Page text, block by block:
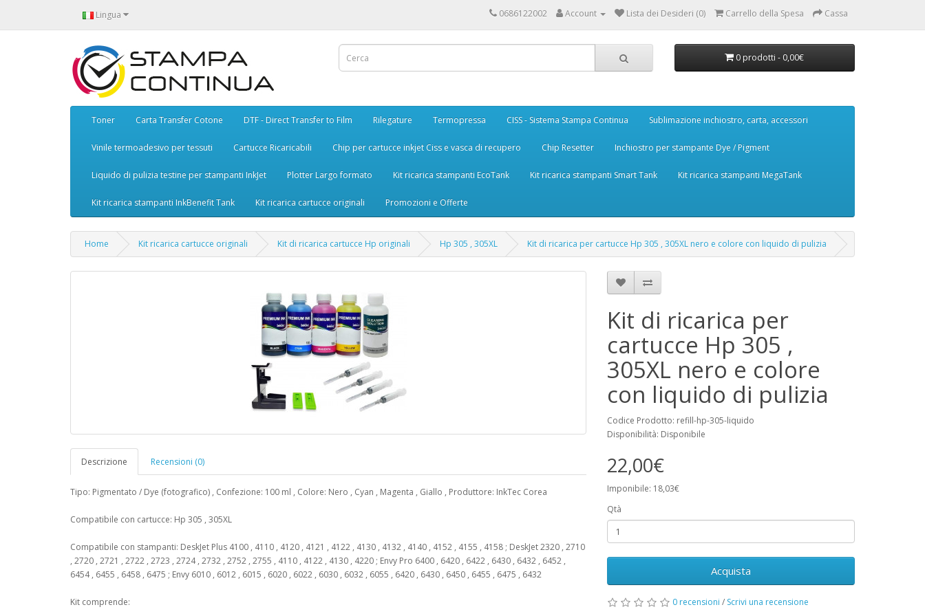
Lingua 0686122002 Account Lista dei Desideri (0) Carrello della Spesa Cassa
0 prodotti - 0,00€
Toner Carta Transfer Cotone DTF - Direct Transfer to Film Rilegature Termopressa CISS - Sistema Stampa Continua Sublimazione inchiostro, carta, accessori
Vinile termoadesivo per tessuti Cartucce Ricaricabili Chip per cartucce inkjet Ciss e vasca di recupero Chip Resetter Inchiostro per stampante Dye / Pigment
Liquido di pulizia testine per stampanti InkJet Plotter Largo formato Kit ricarica stampanti EcoTank Kit ricarica stampanti Smart Tank Kit ricarica stampanti MegaTank
Kit ricarica stampanti InkBenefit Tank Kit ricarica cartucce originali Promozioni e Offerte
Home Kit ricarica cartucce originali Kit di ricarica cartucce Hp originali Hp 305 , 305XL Kit di ricarica per cartucce Hp 305 , 305XL nero e colore con liquido di pulizia
Descrizione Recensioni (0)
Tipo: Pigmentato / Dye (fotografico) , Confezione: 100 ml , Colore: Nero , Cyan , Magenta , Giallo , Produttore: InkTec Corea
Compatibile con cartucce: Hp 305 , 305XL
Compatibile con stampanti: DeskJet Plus 4100 , 4110 , 4120 , 4121 , 4122 , 4130 , 4132 , 4140 , 4152 , 4155 , 4158 ; DeskJet 2320 , 2710
, 2720 , 2721 , 2722 , 2723 , 2724 , 2732 , 2752 , 2755 , 4110 , 4122 , 4130 , 4220 ; Envy Pro 6400 , 6420 , 6422 , 6430 , 6432 , 6452 ,
6454 , 6455 , 6458 , 6475 ; Envy 6010 , 6012 , 6015 , 6020 , 6022 , 6030 , 6032 , 6055 , 6420 , 6430 , 6450 , 6455 , 6475 , 6432
Kit comprende:
Kit di ricarica per
cartucce Hp 305 ,
305XL nero e colore
con liquido di pulizia
Codice Prodotto: refill-hp-305-liquido
Disponibilità: Disponibile
22,00€
Imponibile: 18,03€
Qtà
Acquista
0 recensioni / Scrivi una recensione